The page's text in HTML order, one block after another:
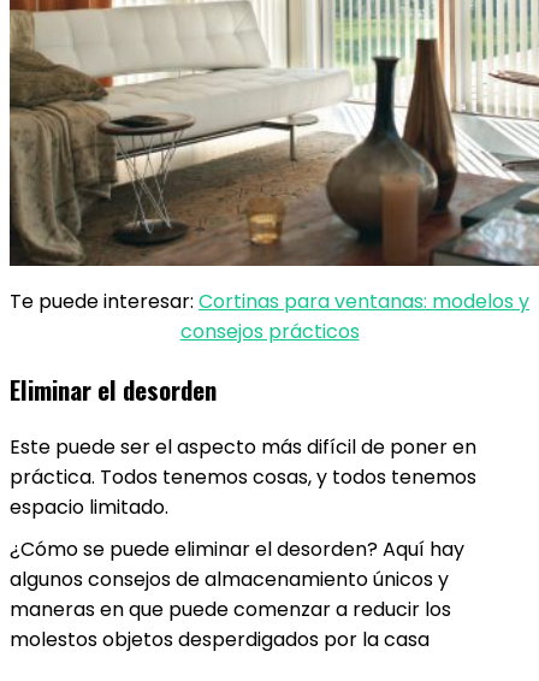
Te puede interesar: Cortinas para ventanas: modelos y
consejos prácticos
Eliminar el desorden
Este puede ser el aspecto más difícil de poner en
práctica. Todos tenemos cosas, y todos tenemos
espacio limitado.
¿Cómo se puede eliminar el desorden? Aquí hay
algunos consejos de almacenamiento únicos y
maneras en que puede comenzar a reducir los
molestos objetos desperdigados por la casa